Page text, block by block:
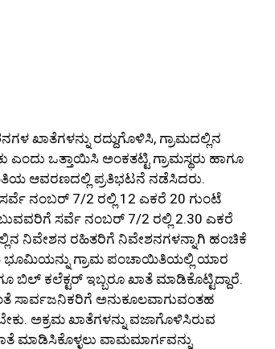
ಖಾತೆಗಳನ್ನು ರದ್ದುಗೊಳಿಸಿ, ಗ್ರಾಮದಲ್ಲಿನ
ಒತ್ತಾಯಿಸಿ ಅಂಕತಟ್ಟಿ ಗ್ರಾಮಸ್ಥರು ಹಾಗೂ
ಆವರಣದಲ್ಲಿ ಪ್ರತಿಭಟನೆ ನಡೆಸಿದರು.
ನಂಬರ್ 7/2 ರಲ್ಲಿ 12 ಎಕರೆ 20 ಗುಂಟೆ
ಸರ್ವೆ ನಂಬರ್ 7/2 ರಲ್ಲಿ 2.30 ಎಕರೆ
ನಿವೇಶನ ರಹಿತರಿಗೆ ನಿವೇಶನಗಳನ್ನಾಗಿ ಹಂಚಿಕೆ
ಭೂಮಿಯನ್ನು ಗ್ರಾಮ ಪಂಚಾಯಿತಿಯಲ್ಲಿ ಯಾರ
ಬಿಲ್ ಕಲೆಕ್ಟರ್ ಇಬ್ಬರೂ ಖಾತೆ ಮಾಡಿಕೊಟ್ಟಿದ್ದಾರೆ.
ಸಾರ್ವಜನಿಕರಿಗೆ ಅನುಕೂಲವಾಗುವಂತಹ
ಅಕ್ರಮ ಖಾತೆಗಳನ್ನು ವಜಾಗೊಳಿಸಿರುವ
ಮಾಡಿಸಿಕೊಳ್ಳಲು ವಾಮಮಾರ್ಗವನ್ನು